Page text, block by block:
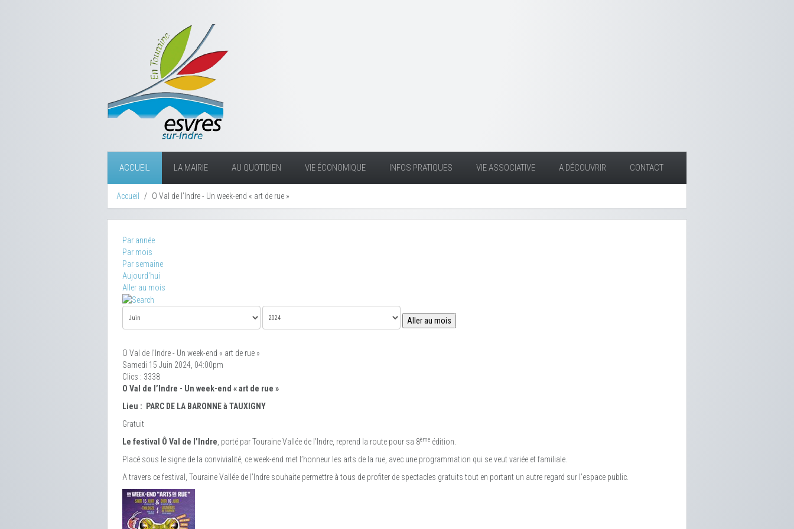
ACCUEIL LA MAIRIE AU QUOTIDIEN VIE ÉCONOMIQUE INFOS PRATIQUES VIE ASSOCIATIVE A DÉCOUVRIR CONTACT
Accueil O Val de l’Indre - Un week-end « art de rue »
Par année
Par mois
Par semaine
Aujourd'hui
Aller au mois
Aller au mois
O Val de l’Indre - Un week-end « art de rue »
Samedi 15 Juin 2024, 04:00pm
Clics : 3338
O Val de l’Indre - Un week-end « art de rue »
Lieu : PARC DE LA BARONNE à TAUXIGNY
Gratuit
Le festival Ô Val de l’Indre, porté par Touraine Vallée de l’Indre, reprend la route pour sa 8ème édition.
Placé sous le signe de la convivialité, ce week-end met l’honneur les arts de la rue, avec une programmation qui se veut variée et familiale.
A travers ce festival, Touraine Vallée de l’Indre souhaite permettre à tous de profiter de spectacles gratuits tout en portant un autre regard sur l’espace public.